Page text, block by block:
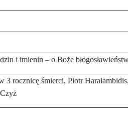
i imienin – o Boże
3 rocznicę śmierci, Piotr Haralambidis,